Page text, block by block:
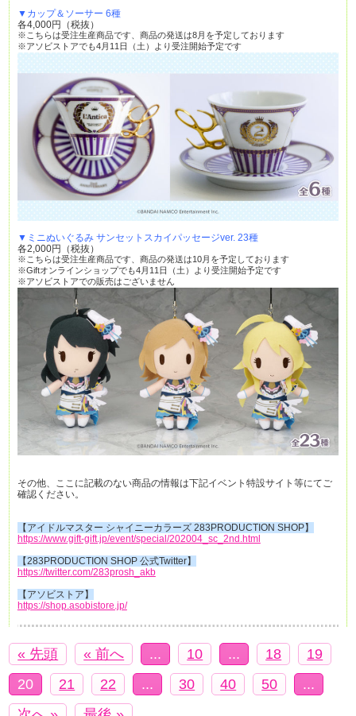
▼カップ＆ソーサー 6種
各4,000円（税抜）
※こちらは受注生産商品です、商品の発送は8月を予定しております
※アソビストアでも4月11日（土）より受注開始予定です
▼ミニぬいぐるみ サンセットスカイパッセージver. 23種
各2,000円（税抜）
※こちらは受注生産商品です、商品の発送は10月を予定しております
※Giftオンラインショップでも4月11日（土）より受注開始予定です
※アソビストアでの販売はございません
その他、ここに記載のない商品の情報は下記イベント特設サイト等にてご
確認ください。
【アイドルマスター シャイニーカラーズ 283PRODUCTION SHOP】
https://www.gift-gift.jp/event/special/202004_sc_2nd.html
【283PRODUCTION SHOP 公式Twitter】
https://twitter.com/283prosh_akb
【アソビストア】
https://shop.asobistore.jp/
« 先頭 « 前へ ... 10 ... 18
19
20
21 22 ... 30 40 50
...